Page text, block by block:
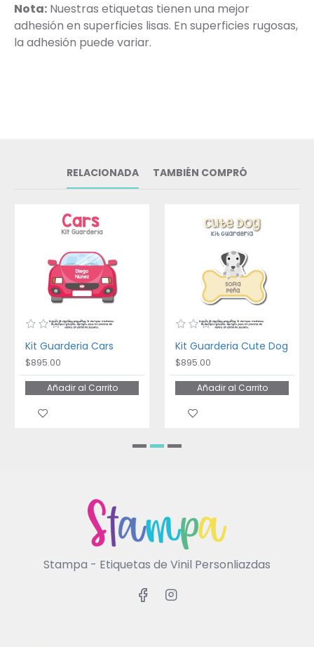
Nota: Nuestras etiquetas tienen una mejor
adhesión en superficies lisas. En superficies rugosas,
la adhesión puede variar.
RELACIONADA TAMBIÉN COMPRÓ
Kit Guarderia Cars
$895.00
Añadir al Carrito
Kit Guarderia Cute Dog
$895.00
Añadir al Carrito
Stampa - Etiquetas de Vinil Personliazdas